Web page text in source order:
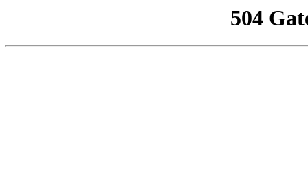
504